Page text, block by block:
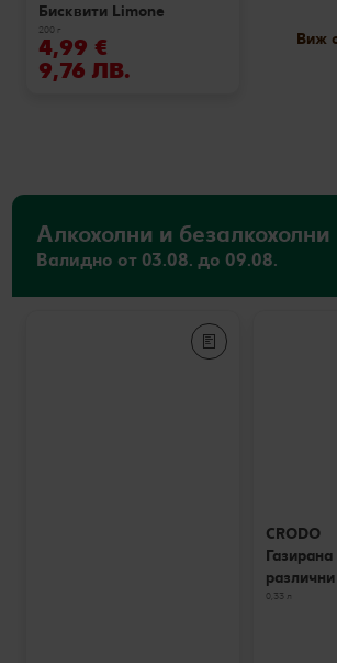
Бисквити Limone
200 г
4,99 €
9,76 ЛВ.
Виж
Алкохолни и
Валидно от 03.08. до 09.08.
CRODO
0,33 л